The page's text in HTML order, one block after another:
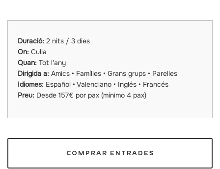
Duració: 2 nits / 3 dies
On: Culla
Quan: Tot l'any
Dirigida a: Amics • Famílies • Grans grups • Parelles
Idiomes: Español • Valenciano • Inglés • Francés
Preu: Desde 157€ por pax (mínimo 4 pax)
COMPRAR ENTRADES